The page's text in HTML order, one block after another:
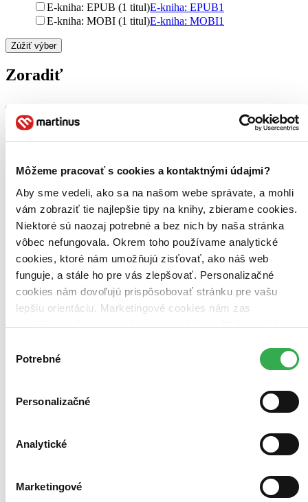
Môžeme pracovať s cookies a kontaktnými údajmi?
Aby sme vedeli, ako sa na našom webe správate, a mohli
vám zobraziť tie najlepšie tipy na knihy, zbierame cookies.
Niektoré sú naozaj potrebné a bez nich by naša stránka
vôbec nefungovala. Okrem toho používame analytické
cookies, ktoré nám umožňujú zisťovať, ako náš web
funguje, a stále ho pre vás zlepšovať. Personalizačné
cookies nám dovoľujú prispôsobovať stránku pre vašu
lepšiu orientáciu. Marketingové cookies nám zas
umožňujú zobrazenie relevantnej reklamy. Niektoré údaje
keby sme mohli používať všetky tieto cookies. Ďakujeme!
súhlasu
Potrebné
Personalizačné
Analytické
Marketingové
E-kniha: EPUB (1 titul)E-kniha: EPUB1
E-kniha: MOBI (1 titul)E-kniha: MOBI1
Zúžiť výber
Zoradiť
Bestsellery
Novinky
Najdrahšie
Najlacnejšie
Najvyššia zľava